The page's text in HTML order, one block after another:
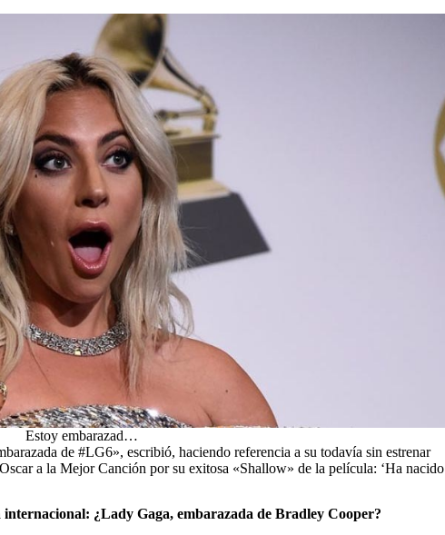
Estoy embarazad…
de #LG6», escribió, haciendo referencia a su todavía sin estrenar
a la Mejor Canción por su exitosa «Shallow» de la película: ‘Ha nacido
¿Lady Gaga, embarazada de Bradley Cooper?